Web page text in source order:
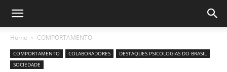
Home COMPORTAMENTO
COMPORTAMENTO COLABORADORES
DESTAQUES PSICOLOGIAS DO BRASIL
SOCIEDADE